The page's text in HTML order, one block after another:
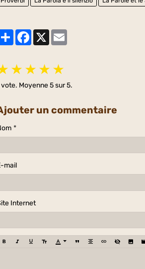
PartagerFacebook
X
★ ★ ★ ★
vote. Moyenne5sur 5.
un commentaire
mail
Internet